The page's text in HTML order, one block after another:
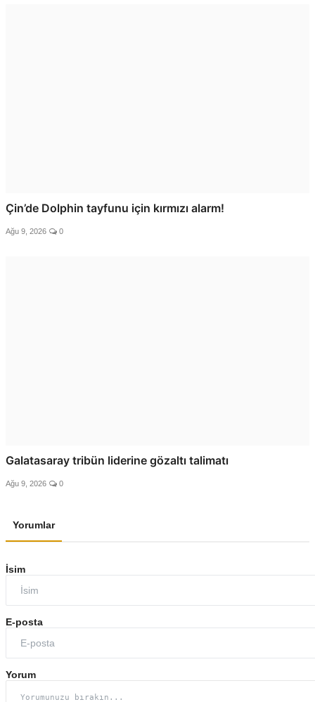
Çin’de Dolphin tayfunu için kırmızı alarm!
Ağu 9, 2026 0
Galatasaray tribün liderine gözaltı talimatı
Ağu 9, 2026 0
Yorumlar
İsim
E-posta
Yorum